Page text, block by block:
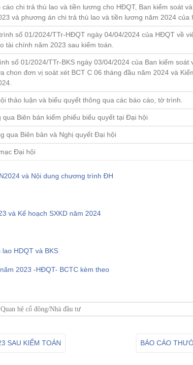
chi trả thù lao và tiền lương cho HĐQT, Ban kiểm soát
và phương án chi trả thù lao và tiền lương năm 2024 của
số 01/2024/TTr-HĐQT ngày 04/04/2024 của HĐQT về
tài chính năm 2023 sau kiểm toán.
số 01/2024/TTr-BKS ngày 03/04/2024 của Ban kiểm soát
chon đơn vị soát xét BCT C 06 tháng đầu năm 2024 và
thảo luận và biểu quyết thông qua các báo cáo, tờ trình.
qua Biên bản kiểm phiếu biểu quyết tại Đại hội
qua Biên bản và Nghị quyết Đại hội
Đại hội
và Nội dung chương trình ĐH
và Kế hoạch SXKD năm 2024
HDQT và BKS
2023 -HĐQT- BCTC kèm theo
Quan hệ cổ đông/Nhà đầu tư
SAU KIỂM TOÁN BÁO CÁO